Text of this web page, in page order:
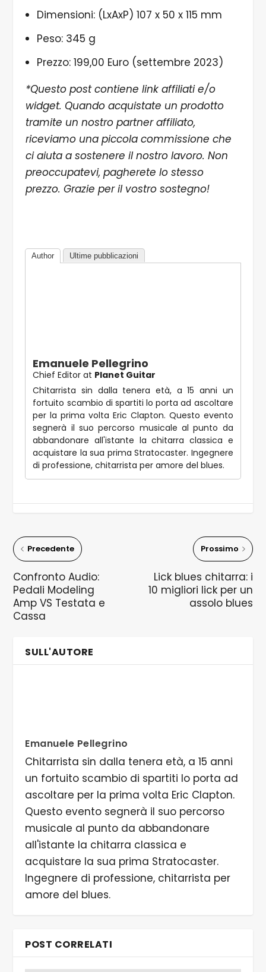
Dimensioni: (LxAxP) 107 x 50 x 115 mm
Peso: 345 g
Prezzo: 199,00 Euro (settembre 2023)
*Questo post contiene link affiliati e/o
widget. Quando acquistate un prodotto
tramite un nostro partner affiliato,
riceviamo una piccola commissione che
ci aiuta a sostenere il nostro lavoro. Non
preoccupatevi, pagherete lo stesso
prezzo. Grazie per il vostro sostegno!
Author Ultime pubblicazioni
Emanuele Pellegrino
Chief Editor at Planet Guitar
Chitarrista sin dalla tenera età, a 15 anni un
fortuito scambio di spartiti lo porta ad ascoltare
per la prima volta Eric Clapton. Questo evento
segnerà il suo percorso musicale al punto da
abbandonare all'istante la chitarra classica e
acquistare la sua prima Stratocaster. Ingegnere
di professione, chitarrista per amore del blues.
Precedente
Confronto Audio:
Pedali Modeling
Amp VS Testata e
Cassa
Prossimo
Lick blues chitarra: i
10 migliori lick per un
assolo blues
SULL'AUTORE
Emanuele Pellegrino
Chitarrista sin dalla tenera età, a 15 anni
un fortuito scambio di spartiti lo porta ad
ascoltare per la prima volta Eric Clapton.
Questo evento segnerà il suo percorso
musicale al punto da abbandonare
all'istante la chitarra classica e
acquistare la sua prima Stratocaster.
Ingegnere di professione, chitarrista per
amore del blues.
POST CORRELATI